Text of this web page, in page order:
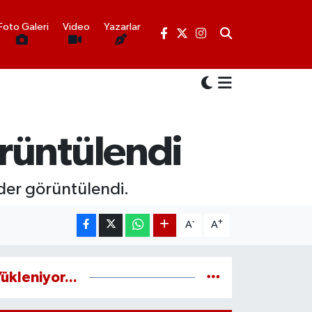
Foto Galeri Video Yazarlar
görüntülendi.
A- A+